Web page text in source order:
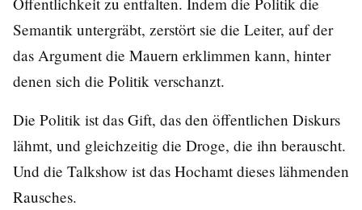
Semantik untergräbt, zerstört sie die Leiter, auf der
das Argument die Mauern erklimmen kann, hinter
denen sich die Politik verschanzt.
Die Politik ist das Gift, das den öffentlichen Diskurs
lähmt, und gleichzeitig die Droge, die ihn berauscht.
Und die Talkshow ist das Hochamt dieses lähmenden
Rausches.